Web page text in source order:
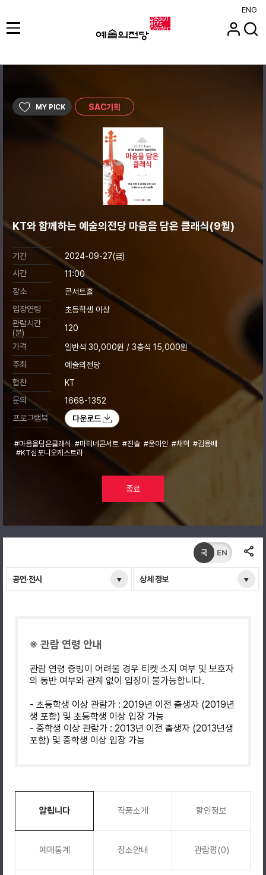
ENG
MY PICK SAC기획
KT와 함께하는 예술의전당 마음을 담은 클래식(9월)
기간
2024-09-27(금)
시간
11:00
장소
콘서트홀
입장연령
초등학생 이상
관람시간
(분)
120
가격
일반석 30,000원 / 3층석 15,000원
주최
예술의전당
협찬
KT
문의
1668-1352
프로그램북
다운로드
#마음을담은클래식 #마티네콘서트 #진솔 #윤아인 #채혁 #김용배
#KT심포니오케스트라
종료
공연·전시 상세 정보
국 EN
※ 관람 연령 안내
관람 연령 증빙이 어려울 경우 티켓 소지 여부 및 보호자
의 동반 여부와 관계 없이 입장이 불가능합니다.
- 초등학생 이상 관람가 : 2019년 이전 출생자 (2019년
생 포함) 및 초등학생 이상 입장 가능
- 중학생 이상 관람가 : 2013년 이전 출생자 (2013년생
포함) 및 중학생 이상 입장 가능
알립니다 작품소개 할인정보
예매통계 장소안내 관람평(0)